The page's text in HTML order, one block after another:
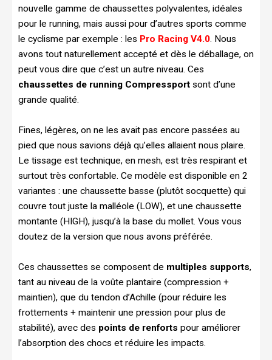
nouvelle gamme de chaussettes polyvalentes, idéales
pour le running, mais aussi pour d’autres sports comme
le cyclisme par exemple : les Pro Racing V4.0. Nous
avons tout naturellement accepté et dès le déballage, on
peut vous dire que c’est un autre niveau. Ces
chaussettes de running Compressport sont d’une
grande qualité.
Fines, légères, on ne les avait pas encore passées au
pied que nous savions déjà qu’elles allaient nous plaire.
Le tissage est technique, en mesh, est très respirant et
surtout très confortable. Ce modèle est disponible en 2
variantes : une chaussette basse (plutôt socquette) qui
couvre tout juste la malléole (LOW), et une chaussette
montante (HIGH), jusqu’à la base du mollet. Vous vous
doutez de la version que nous avons préférée.
Ces chaussettes se composent de multiples supports,
tant au niveau de la voûte plantaire (compression +
maintien), que du tendon d’Achille (pour réduire les
frottements + maintenir une pression pour plus de
stabilité), avec des points de renforts pour améliorer
l’absorption des chocs et réduire les impacts.